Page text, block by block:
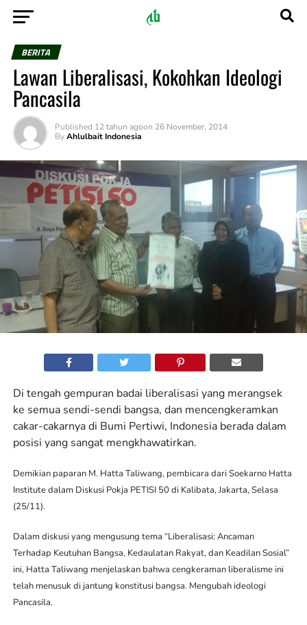
BERITA
Lawan Liberalisasi, Kokohkan Ideologi
Pancasila
Published 12 tahun agoon 26 November, 2014
By Ahlulbait Indonesia
Di tengah gempuran badai liberalisasi yang merangsek
ke semua sendi-sendi bangsa, dan mencengkeramkan
cakar-cakarnya di Bumi Pertiwi, Indonesia berada dalam
posisi yang sangat mengkhawatirkan.
Demikian paparan M. Hatta Taliwang, pembicara dari Soekarno Hatta
Institute dalam Diskusi Pokja PETISI 50 di Kalibata, Jakarta, Selasa
(25/11).
Dalam diskusi yang mengusung tema “Liberalisasi: Ancaman
Terhadap Keutuhan Bangsa, Kedaulatan Rakyat, dan Keadilan Sosial”
ini, Hatta Taliwang menjelaskan bahwa cengkeraman liberalisme ini
telah menusuk di jantung konstitusi bangsa. Mengubah ideologi
Pancasila.